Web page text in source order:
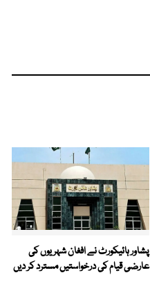
پشاور ہائیکورٹ نے افغان شہریوں کی
عارضی قیام کی درخواستیں مسترد کر دیں